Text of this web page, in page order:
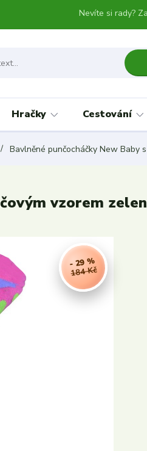
Nevíte si rady?
Hračky Cestování
Bavlněné punčocháčky New Baby
vzorem
184 Kč
- 29 %